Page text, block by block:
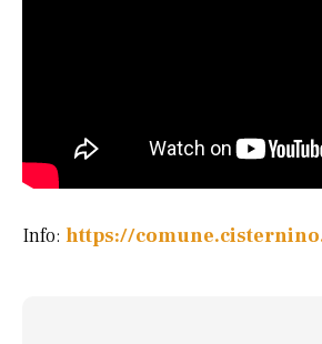
Info: https://